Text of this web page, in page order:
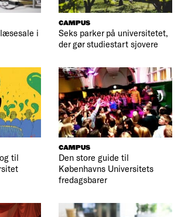
i
CAMPUS
Seks parker på universitetet,
der gør studiestart sjovere
til
CAMPUS
Den store guide til
Københavns Universitets
fredagsbarer